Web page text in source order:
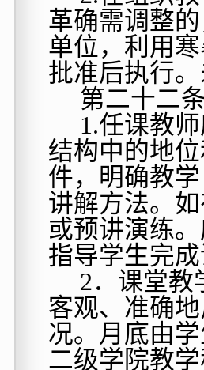
革确需调整
单位，利用
批准后执行
第二十二
1.任课教
结构中的地
件，明确教
讲解方法。
或预讲演练
指导学生完
2．课堂教
客观、准确
况。月底由
二级学院教